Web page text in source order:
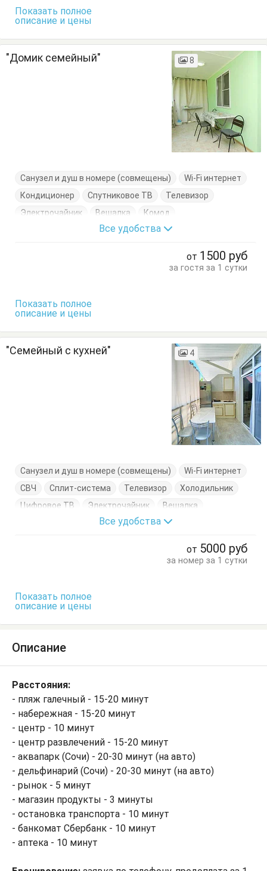
Показать полное
описание и цены
"Домик семейный" 8
Санузел и душ в номере (совмещены)
Wi-Fi интернет
Кондиционер
Спутниковое ТВ
Телевизор
Электрочайник
Вешалка
Комод
Кровати односпальные
Кровать двуспальная
Все удобства
от 1500 руб
за гостя за 1 сутки
Показать полное
описание и цены
"Семейный с кухней" 4
Санузел и душ в номере (совмещены)
Wi-Fi интернет
СВЧ
Сплит-система Телевизор
Холодильник
Цифровое ТВ
Электрочайник
Вешалка
Комод
Кровать двуспальная
Все удобства
от 5000 руб
за номер за 1 сутки
Показать полное
описание и цены
Описание
Расстояния:
- пляж галечный - 15-20 минут
- набережная - 15-20 минут
- центр - 10 минут
- центр развлечений - 15-20 минут
- аквапарк (Сочи) - 20-30 минут (на авто)
- дельфинарий (Сочи) - 20-30 минут (на авто)
- рынок - 5 минут
- магазин продукты - 3 минуты
- остановка транспорта - 10 минут
- банкомат Сбербанк - 10 минут
- аптека - 10 минут